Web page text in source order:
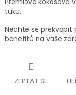
Prémiová kokosová
tuku.
Nechte se
benefitů na vaše
ZEPTAT SE